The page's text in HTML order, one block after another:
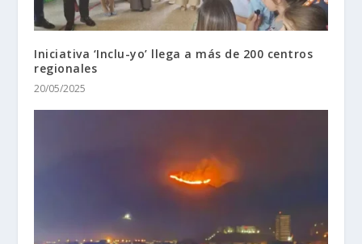
Iniciativa ‘Inclu-yo’ llega a más de 200 centros
regionales
20/05/2025